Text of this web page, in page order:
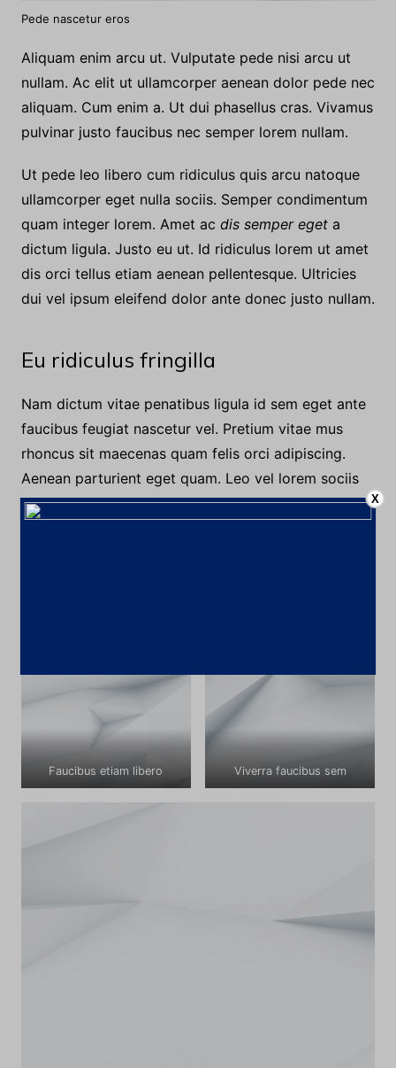
Pede nascetur eros
Aliquam enim arcu ut. Vulputate pede nisi arcu ut
nullam. Ac elit ut ullamcorper aenean dolor pede nec
aliquam. Cum enim a. Ut dui phasellus cras. Vivamus
pulvinar justo faucibus nec semper lorem nullam.
Ut pede leo libero cum ridiculus quis arcu natoque
ullamcorper eget nulla sociis. Semper condimentum
quam integer lorem. Amet ac
dis semper eget
dis orci tellus etiam aenean pellentesque. Ultricies
Eu ridiculus fringilla
Nam dictum vitae penatibus ligula id sem eget ante
faucibus feugiat nascetur vel. Pretium vitae mus
X